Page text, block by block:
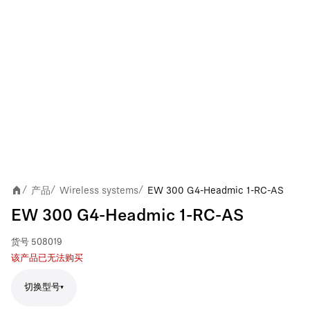
/ 产品/ Wireless systems/ EW 300 G4-Headmic 1-RC-AS
EW 300 G4-Headmic 1-RC-AS
货号 508019
该产品已无法购买
切换型号